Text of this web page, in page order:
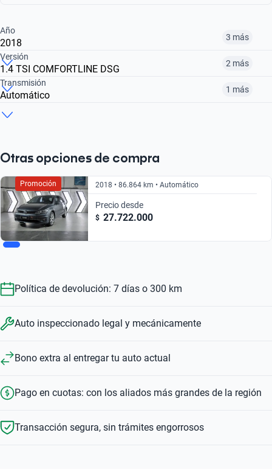
Año
2018 3 más
2015
$ 22.240.000
2016
Versión
1.4 TSI COMFORTLINE DSG 2 más
Transmisión
Automático 1 más
$ 22.240.000 $ 25.832.000
Otras opciones de compra
Promoción 2018 • 86.864 km • Automático
Precio desde
$ 27.722.000
Política de devolución: 7 días o 300 km
Auto inspeccionado legal y mecánicamente
Bono extra al entregar tu auto actual
Pago en cuotas: con los aliados más grandes de la región
Transacción segura, sin trámites engorrosos